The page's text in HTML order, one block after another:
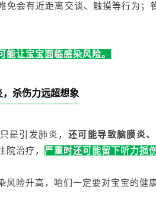
免会有近距离交谈、触摸等行为
能让宝宝面临感染风险。
杀伤力远超想象
是引发肺炎， 还可能导致脑膜炎
院治疗， 严重时还可能留下听力损
风险升高，咱们一定要对宝宝的健